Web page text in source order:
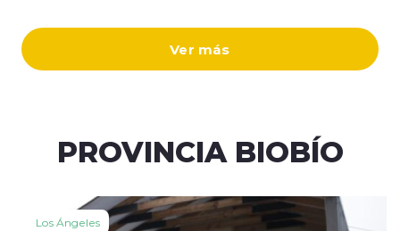
Ver más
PROVINCIA BIOBÍO
Los Ángeles